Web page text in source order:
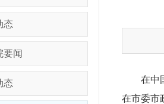
态
要闻
态
在中
在市委市